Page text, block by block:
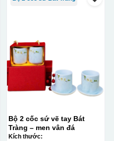
Bộ 2 cốc sứ vẽ tay Bát
Tràng – men vân đá
Kích thước: